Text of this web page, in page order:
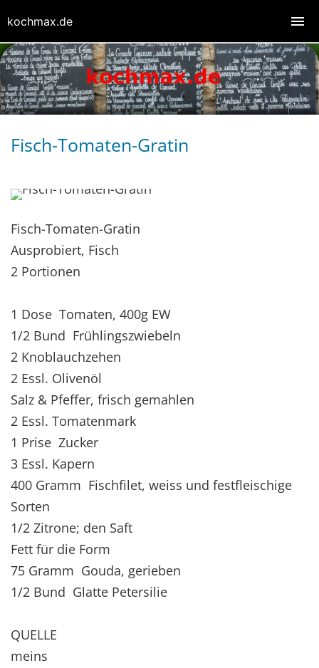
Fisch-Tomaten-Gratin
Fisch-Tomaten-Gratin
Ausprobiert, Fisch
2 Portionen
1 Dose Tomaten, 400g EW
1/2 Bund Frühlingszwiebeln
2 Knoblauchzehen
2 Essl. Olivenöl
Salz & Pfeffer, frisch gemahlen
2 Essl. Tomatenmark
1 Prise Zucker
3 Essl. Kapern
400 Gramm Fischfilet, weiss und festfleischige
Sorten
1/2 Zitrone; den Saft
Fett für die Form
75 Gramm Gouda, gerieben
1/2 Bund Glatte Petersilie
QUELLE
meins
kochmax.de